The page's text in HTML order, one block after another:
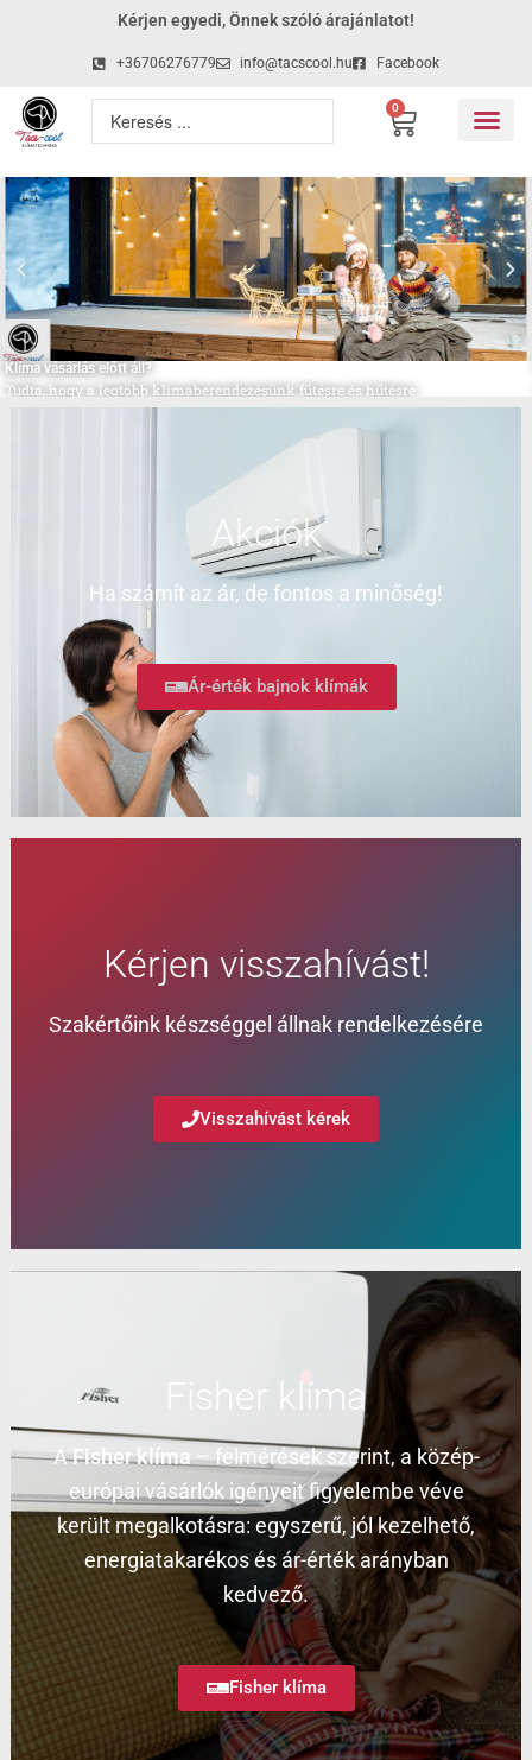
Kérjen egyedi, Önnek szóló árajánlatot!
+36706276779 info@tacscool.hu Facebook
0
Klíma vásárlás előtt áll?
Tudta, hogy a legtöbb klímaberendezésünk fűtésre és hűtésre
is egyaránt alkalmas? Segítünk kiválasztani az Ön
otthonába ideális berendezést. Keressen minket, hogy együtt
Akciók
Ha számít az ár, de fontos a minőség!
Ár-érték bajnok klímák
Kérjen visszahívást!
Szakértőink készséggel állnak rendelkezésére
Visszahívást kérek
Fisher klíma
AFisher klíma– felmérések szerint, a közép-
európai vásárlók igényeit figyelembe véve
került megalkotásra: egyszerű, jól kezelhető,
energiatakarékos és ár-érték arányban
kedvező.
Fisher klíma